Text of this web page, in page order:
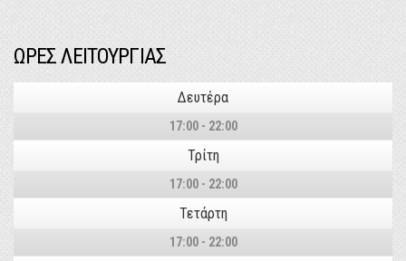
ΩΡΕΣ ΛΕΙΤΟΥΡΓΙΑΣ
Δευτέρα
17:00 - 22:00
Τρίτη
17:00 - 22:00
Τετάρτη
17:00 - 22:00